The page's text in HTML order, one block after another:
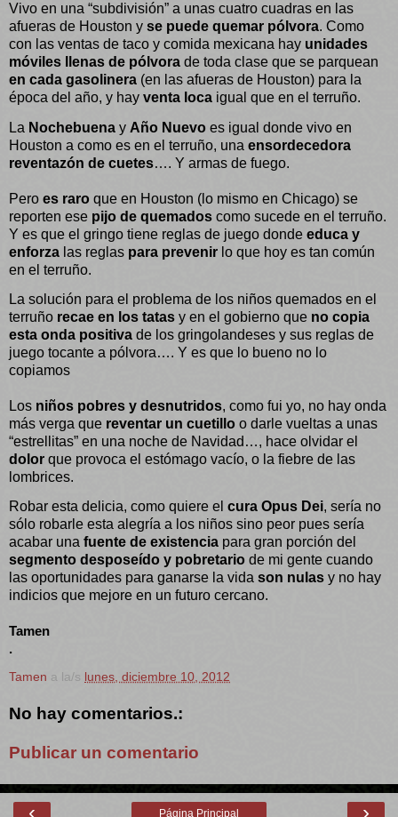
Vivo en una “subdivisión” a unas cuatro cuadras en las
afueras de Houston y se puede quemar pólvora. Como
con las ventas de taco y comida mexicana hay unidades
móviles llenas de pólvora de toda clase que se parquean
en cada gasolinera (en las afueras de Houston) para la
época del año, y hay venta loca igual que en el terruño.
La Nochebuena y Año Nuevo es igual donde vivo en
Houston a como es en el terruño, una ensordecedora
reventazón de cuetes…. Y armas de fuego.
Pero es raro que en Houston (lo mismo en Chicago) se
reporten ese pijo de quemados como sucede en el terruño.
Y es que el gringo tiene reglas de juego donde educa y
enforza las reglas para prevenir lo que hoy es tan común
en el terruño.
La solución para el problema de los niños quemados en el
terruño recae en los tatas y en el gobierno que no copia
esta onda positiva de los gringolandeses y sus reglas de
juego tocante a pólvora…. Y es que lo bueno no lo
copiamos
Los niños pobres y desnutridos, como fui yo, no hay onda
más verga que reventar un cuetillo o darle vueltas a unas
“estrellitas” en una noche de Navidad…, hace olvidar el
dolor que provoca el estómago vacío, o la fiebre de las
lombrices.
Robar esta delicia, como quiere el cura Opus Dei, sería no
sólo robarle esta alegría a los niños sino peor pues sería
acabar una fuente de existencia para gran porción del
segmento desposeído y pobretario de mi gente cuando
las oportunidades para ganarse la vida son nulas y no hay
indicios que mejore en un futuro cercano.
Tamen
.
Tamen a la/s lunes, diciembre 10, 2012
No hay comentarios.:
Publicar un comentario
‹ ›
Página Principal